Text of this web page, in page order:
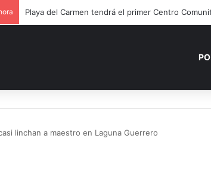
linchan a maestro en Laguna Guerrero